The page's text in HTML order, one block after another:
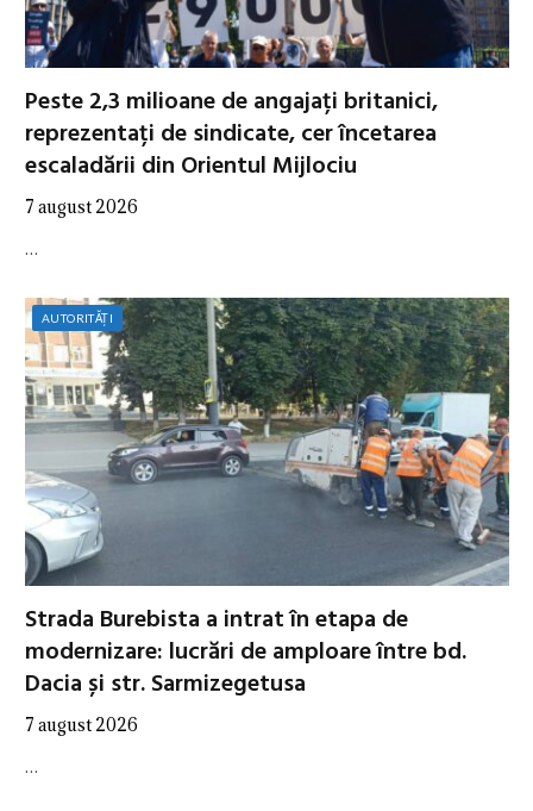
Peste 2,3 milioane de angajați britanici,
reprezentați de sindicate, cer încetarea
escaladării din Orientul Mijlociu
7 august 2026
…
AUTORITĂȚI
Strada Burebista a intrat în etapa de
modernizare: lucrări de amploare între bd.
Dacia și str. Sarmizegetusa
7 august 2026
…